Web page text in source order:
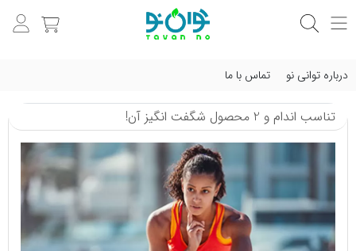
درباره توانی نو تماس با ما
تناسب اندام و 2 محصول شگفت انگیز آن!